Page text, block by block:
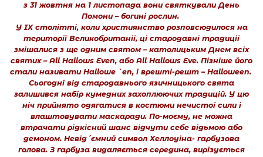
з 31 жовтня на 1 листопада вони святкували День
Помони – богині рослин.
У IX столітті, коли християнство розповсюдилося на
території Великобританії, ці стародавні традиції
змішалися з ще одним святом – католицьким Днем всіх
святих – All Hallows Even, або All Hallows Eve. Пізніше його
стали називати Hallowe `en, і врешті-решт – Halloween.
Сьогодні від стародавнього язичницького свята
залишився набір кумедних захоплюючих традицій. У цю
ніч прийнято одягатися в костюми нечистої сили і
влаштовувати маскаради. По-моєму, не можна
втрачати рідкісний шанс відчути себе відьмою або
демоном. Невід´ємний символ Хеллоуіна- гарбузова
голова. З гарбуза видаляється середина, вирізується